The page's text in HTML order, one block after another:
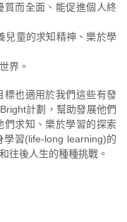
質而全面、能促進個人終
兒童的求知精神、樂於學
界。
標也適用於我們這些有發
計劃，幫助發展他們
們求知、樂於學習的探索
習(life-long learning)的
往後人生的種種挑戰。